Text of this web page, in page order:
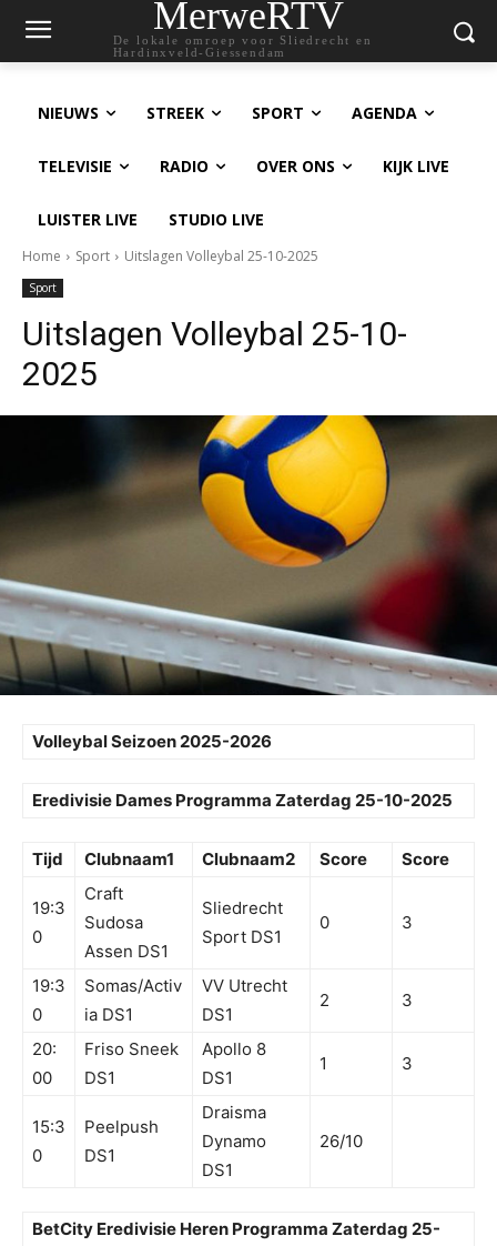
MerweRTV
De lokale omroep voor Sliedrecht en
Hardinxveld-Giessendam
NIEUWS STREEK SPORT AGENDA
TELEVISIE RADIO OVER ONS KIJK LIVE
LUISTER LIVE STUDIO LIVE
Home Sport Uitslagen Volleybal 25-10-2025
Sport
Uitslagen Volleybal 25-10-
2025
Volleybal Seizoen 2025-2026
Eredivisie Dames Programma Zaterdag 25-10-2025
Tijd Clubnaam1 Clubnaam2 Score Score
19:3
0
Craft
Sudosa
Assen DS1
Sliedrecht
Sport DS1
0 3
19:3
0
Somas/Activ
ia DS1
VV Utrecht
DS1
2 3
20:
00
Friso Sneek
DS1
Apollo 8
DS1
1 3
15:3
0
Peelpush
DS1
Draisma
Dynamo
DS1
26/10
BetCity Eredivisie Heren Programma Zaterdag 25-